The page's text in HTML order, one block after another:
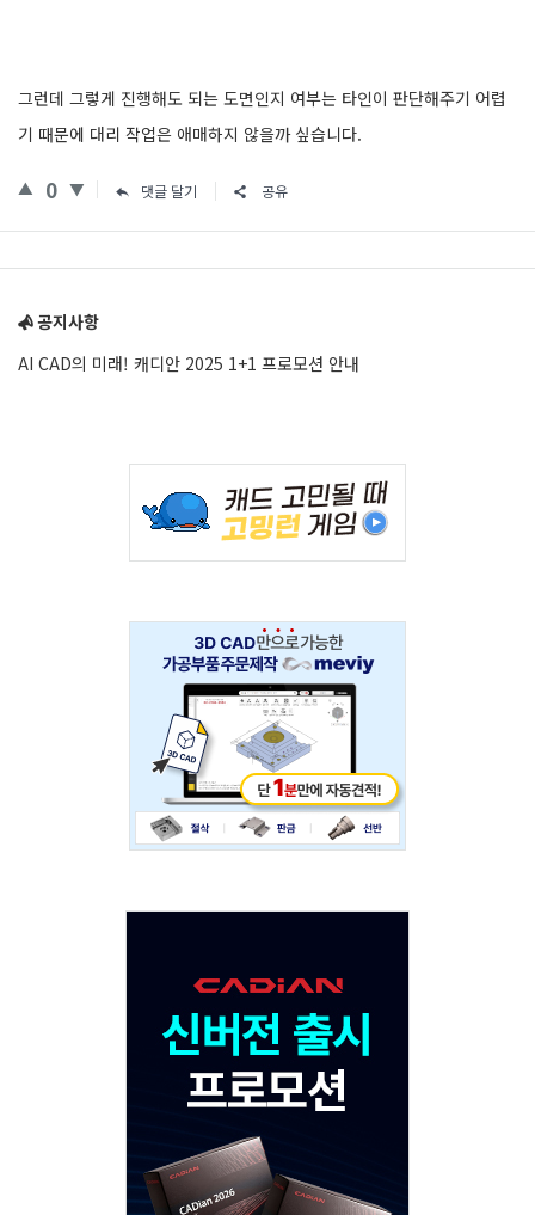
그런데 그렇게 진행해도 되는 도면인지 여부는 타인이 판단해주기 어렵
기 때문에 대리 작업은 애매하지 않을까 싶습니다.
0 댓글 달기 공유
공지사항
AI CAD의 미래! 캐디안 2025 1+1 프로모션 안내